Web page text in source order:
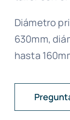
Diámetro
630mm,
hasta